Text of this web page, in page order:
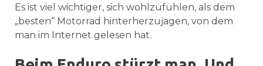
Es ist viel wichtiger, sich wohlzufühlen, als dem
„besten“ Motorrad hinterherzujagen, von dem
man im Internet gelesen hat.